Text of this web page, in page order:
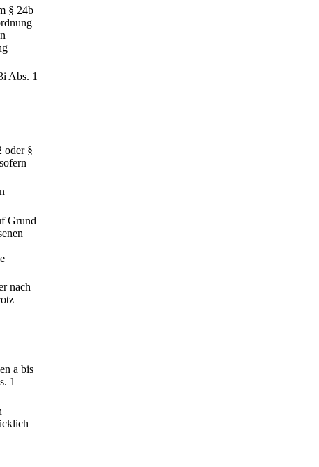
§ 24b
Abs. 1
oder §
Grund
nach
a bis
1